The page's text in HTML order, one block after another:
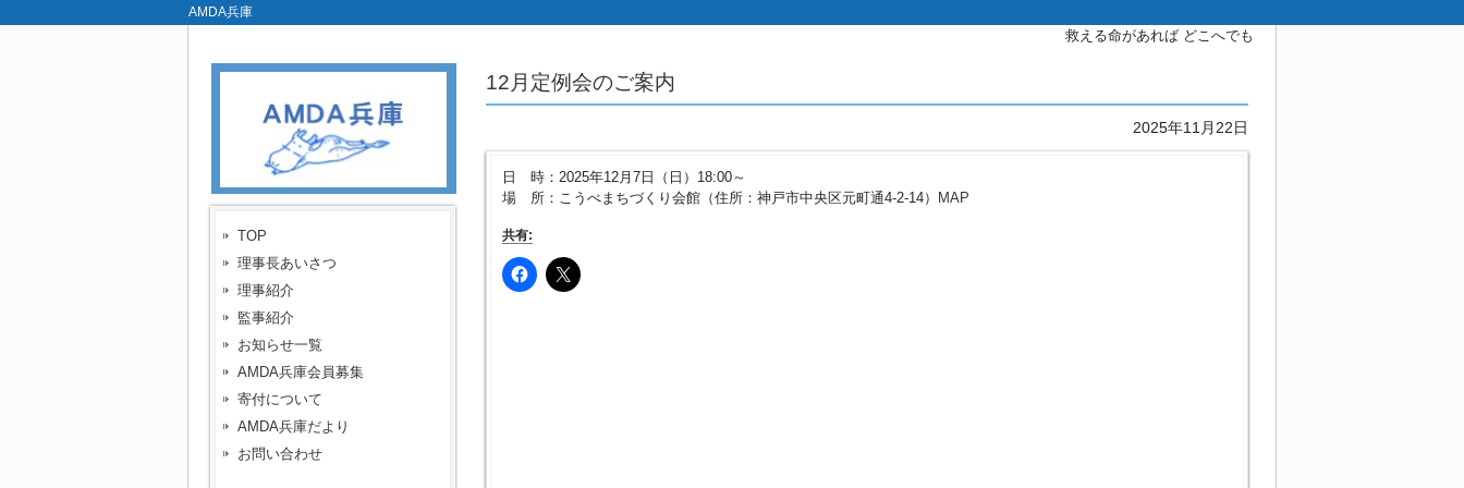
AMDA兵庫
救える命があれば どこへでも
12月定例会のご案内
2025年11月22日
日 時：2025年12月7日（日）18:00～
場 所：こうべまちづくり会館（住所：神戸市中央区元町通4-2-14）
MAP
共有:
TOP
理事長あいさつ
理事紹介
監事紹介
お知らせ一覧
AMDA兵庫会員募集
寄付について
AMDA兵庫だより
お問い合わせ